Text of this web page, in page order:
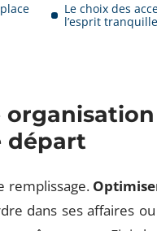
Le choix des
l’esprit tranquille
départ
remplissage.
dans ses affaires